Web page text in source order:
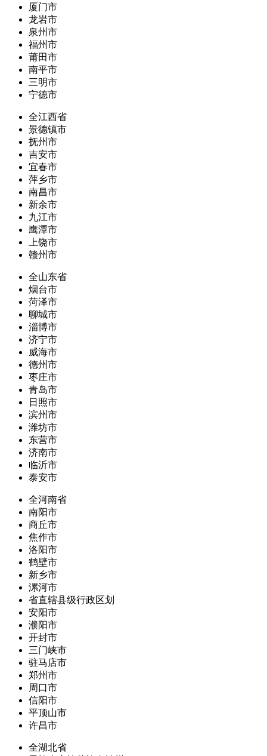
厦门市
龙岩市
泉州市
福州市
莆田市
南平市
三明市
宁德市
全江西省
景德镇市
抚州市
吉安市
宜春市
萍乡市
南昌市
新余市
九江市
鹰潭市
上饶市
赣州市
全山东省
烟台市
菏泽市
聊城市
淄博市
济宁市
威海市
德州市
枣庄市
青岛市
日照市
滨州市
潍坊市
东营市
济南市
临沂市
泰安市
全河南省
南阳市
商丘市
焦作市
洛阳市
鹤壁市
新乡市
漯河市
省直辖县级行政区划
安阳市
濮阳市
开封市
三门峡市
驻马店市
郑州市
周口市
信阳市
平顶山市
许昌市
全湖北省